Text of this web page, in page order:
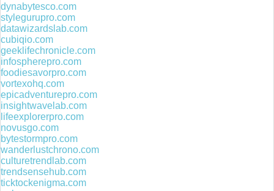
dynabytesco.com
stylegurupro.com
datawizardslab.com
cubiqio.com
geeklifechronicle.com
infospherepro.com
foodiesavorpro.com
vortexohq.com
epicadventurepro.com
insightwavelab.com
lifeexplorerpro.com
novusgo.com
bytestormpro.com
wanderlustchrono.com
culturetrendlab.com
trendsensehub.com
ticktockenigma.com